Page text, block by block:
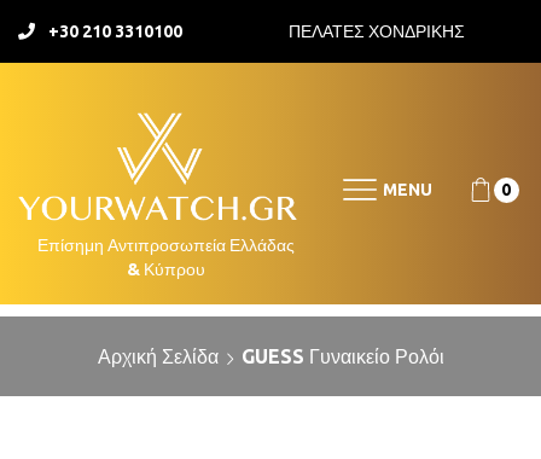
+30 210 3310100 ΠΕΛΑΤΕΣ ΧΟΝΔΡΙΚΗΣ
MENU 0
Αρχική Σελίδα GUESS Γυναικείο Ρολόι